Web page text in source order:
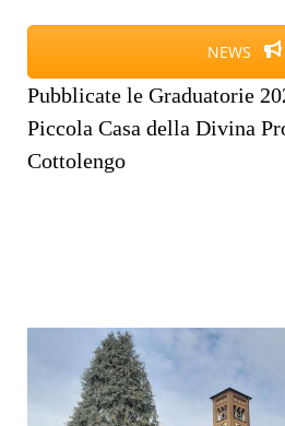
NEWS
Pubblicate le Graduatorie
Piccola Casa della Divina
Cottolengo